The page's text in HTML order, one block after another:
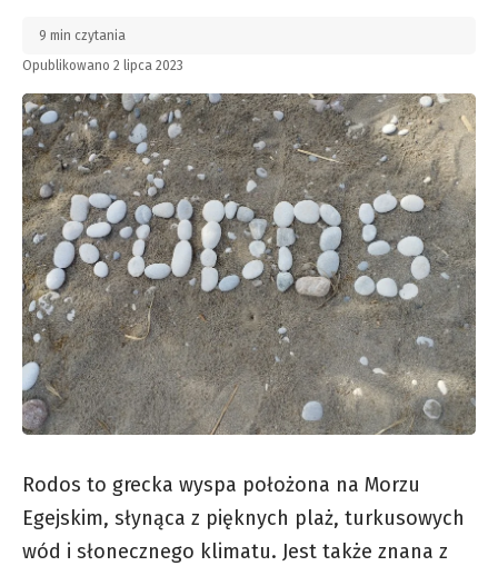
Opublikowano 2 lipca 2023
9 min czytania
Rodos to grecka wyspa położona na Morzu
Egejskim, słynąca z pięknych plaż, turkusowych
wód i słonecznego klimatu. Jest także znana z